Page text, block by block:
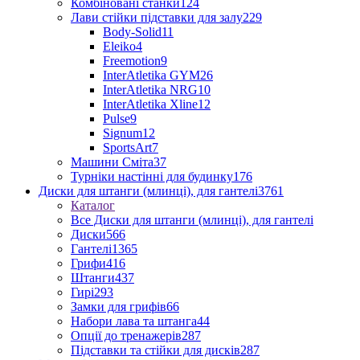
Комбіновані станки124
Лави стійки підставки для залу229
Body-Solid11
Eleiko4
Freemotion9
InterAtletika GYM26
InterAtletika NRG10
InterAtletika Xline12
Pulse9
Signum12
SportsArt7
Машини Сміта37
Турніки настінні для будинку176
Диски для штанги (млинці), для гантелі3761
Каталог
Все Диски для штанги (млинці), для гантелі
Диски566
Гантелі1365
Грифи416
Штанги437
Гирі293
Замки для грифів66
Набори лава та штанга44
Опції до тренажерів287
Підставки та стійки для дисків287